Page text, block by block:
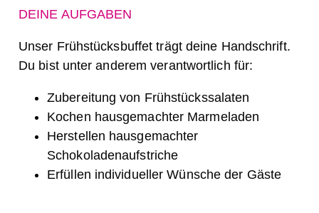
DEINE AUFGABEN
Unser Frühstücksbuffet trägt deine Handschrift.
Du bist unter anderem verantwortlich für:
Zubereitung von Frühstückssalaten
Kochen hausgemachter Marmeladen
Herstellen hausgemachter
Schokoladenaufstriche
Erfüllen individueller Wünsche der Gäste